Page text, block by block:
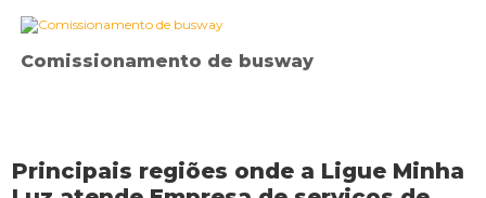
Comissionamento de busway
Principais regiões onde a Ligue Minha